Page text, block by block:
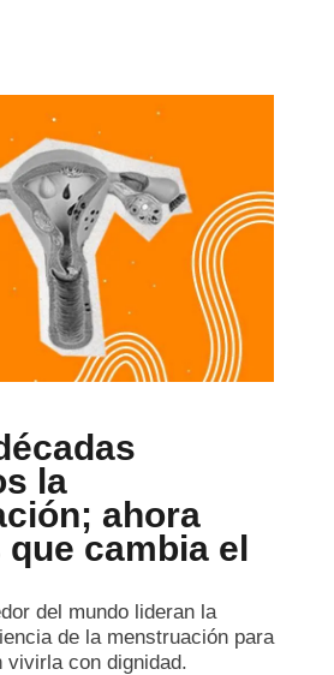
la
ahora
cambia el
del mundo lideran la
de la menstruación para
vivirla con dignidad.